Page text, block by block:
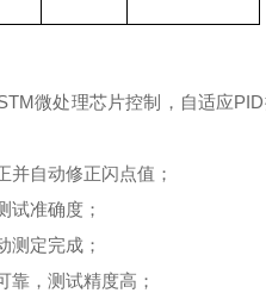
微处理芯片控制，自适应
自动修正闪点值；
试准确度；
测定完成；
，测试精度高；